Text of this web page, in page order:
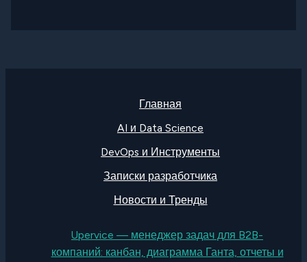
Главная
AI и Data Science
DevOps и Инструменты
Записки разработчика
Новости и Тренды
Upervice — менеджер задач для B2B-
компаний: канбан, диаграмма Ганта, отчеты и